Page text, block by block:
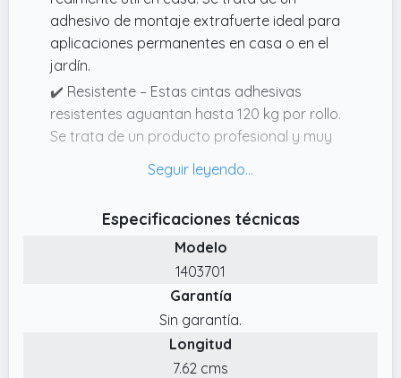
adhesivo de montaje extrafuerte ideal para
aplicaciones permanentes en casa o en el
jardín.
✔️ Resistente – Estas cintas adhesivas
resistentes aguantan hasta 120 kg por rollo.
Se trata de un producto profesional y muy
montaje versátil para interiores y exteriores,
blanco, 19 mm x 1,5 m, número de artículo:
✔️ Interior y exterior – El doble adhesivo
puede usarse en casa o como cinta para
exteriores y sirve para pegar madera, metal,
azulejos, granito, mármol y plásticos.
Especificaciones técnicas
Modelo
1403701
Garantía
Sin garantía.
Longitud
7.62 cms